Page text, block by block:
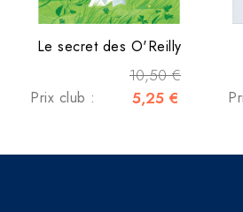
Le secret des O'Reilly
10,50 €
Prix club : 5,25 €